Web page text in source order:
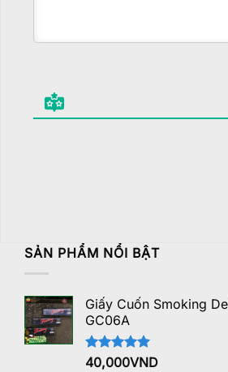
SẢN PHẨM NỔI BẬT
Giấy Cuốn Smoking
GC06A
Được xếp
40,000VND